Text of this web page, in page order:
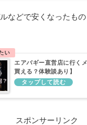
などで安くなったも
エアバギー直営店に行く
買える？体験談あり】
スポンサーリンク